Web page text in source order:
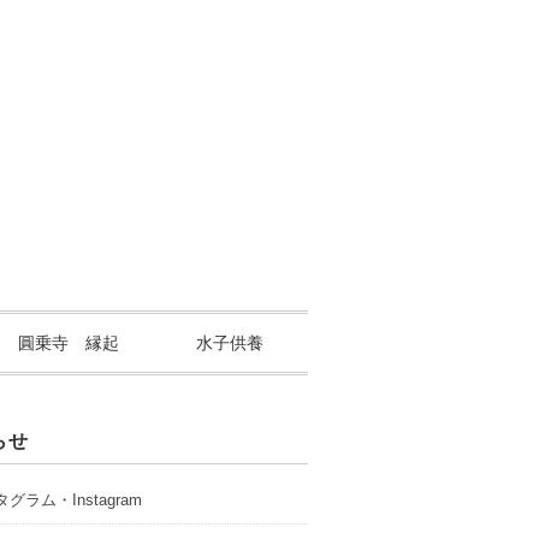
圓乗寺 縁起 水子供養
せ
グラム・Instagram